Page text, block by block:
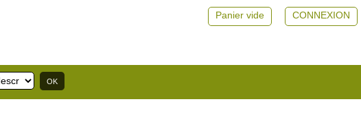
CONNEXION
Panier vide